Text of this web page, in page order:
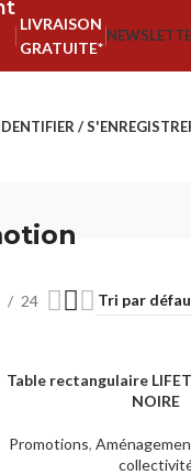
LIVRAISON
GRATUITE*
/
24
CHOIX DES OPTIONS
Table rectangulaire
NOIRE
Promotions,